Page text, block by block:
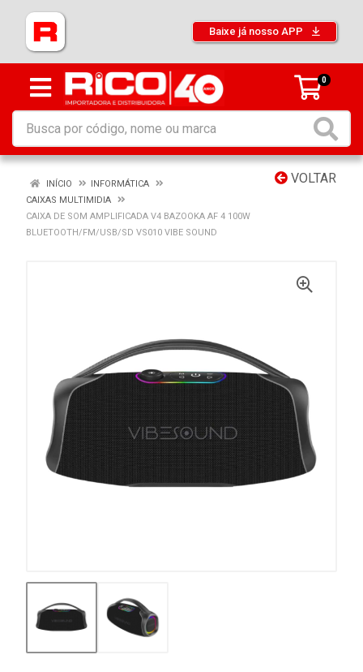
Baixe já nosso APP
0
VOLTAR
INÍCIO
INFORMÁTICA
CAIXAS MULTIMIDIA
CAIXA DE SOM AMPLIFICADA V4 BAZOOKA AF 4 100W
BLUETOOTH/FM/USB/SD VS010 VIBE SOUND